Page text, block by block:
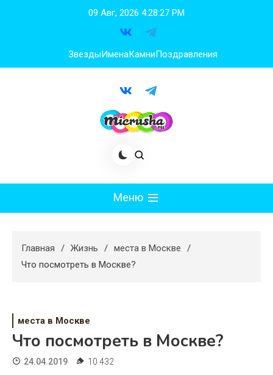
09 Авг, 2026 4:28:29 PM
ЗвездыИменаКамниПоздравления
Меню
Худеем
Дом
Главная Жизнь
места в Москве
Что посмотреть в Москве?
места в Москве
Что посмотреть в Москве?
24.04.2019 10 432